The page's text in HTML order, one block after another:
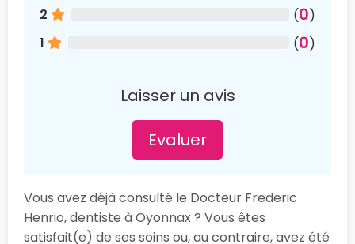
2
(0)
1
(0)
Laisser un avis
Evaluer
Vous avez déjà consulté le Docteur Frederic
Henrio, dentiste à Oyonnax ? Vous êtes
satisfait(e) de ses soins ou, au contraire, avez été